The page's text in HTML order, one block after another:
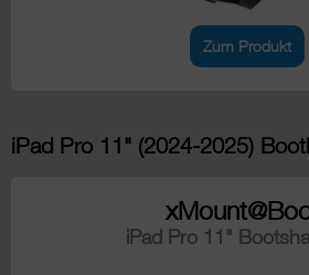
Zum Produkt
iPad Pro 11" (2024-2025)
iPad Pro 11"